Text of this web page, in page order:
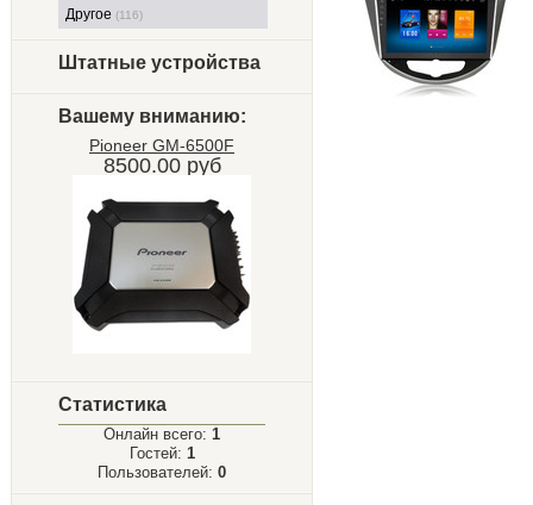
Другое (116)
Штатные устройства
Вашему вниманию:
Pioneer GM-6500F
8500.00 руб
Статистика
Онлайн всего: 1
Гостей: 1
Пользователей: 0